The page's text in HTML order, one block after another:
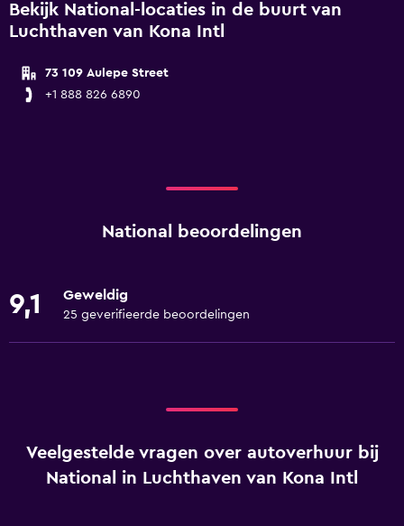
Bekijk National-locaties in de buurt van
Luchthaven van Kona Intl
73 109 Aulepe Street
+1 888 826 6890
National beoordelingen
9,1 Geweldig
25 geverifieerde beoordelingen
Veelgestelde vragen over autoverhuur bij
National in Luchthaven van Kona Intl